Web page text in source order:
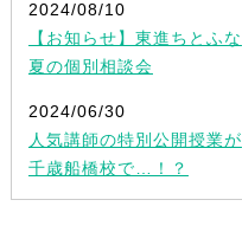
2024/08/10
【お知らせ】東進ちとふな
夏の個別相談会
2024/06/30
人気講師の特別公開授業が
千歳船橋校で…！？